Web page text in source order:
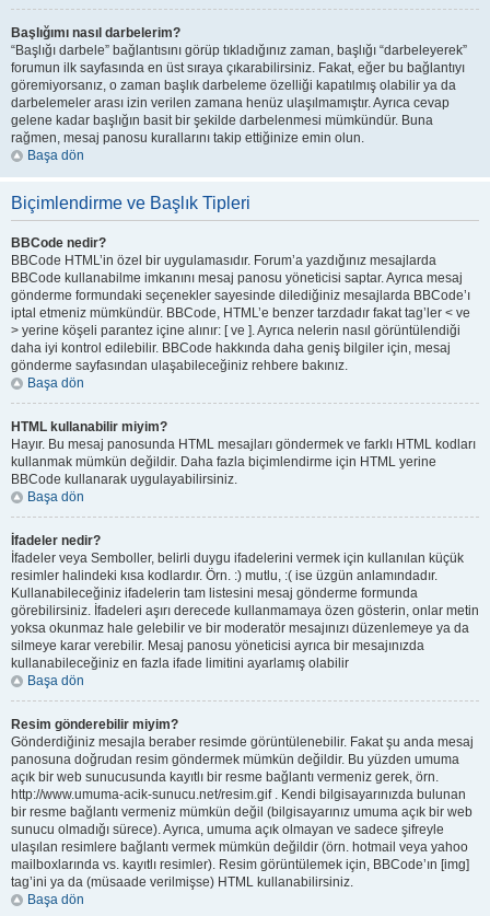
Başlığımı nasıl darbelerim?
“Başlığı darbele” bağlantısını görüp tıkladığınız zaman, başlığı “darbeleyerek”
forumun ilk sayfasında en üst sıraya çıkarabilirsiniz. Fakat, eğer bu bağlantıyı
göremiyorsanız, o zaman başlık darbeleme özelliği kapatılmış olabilir ya da
darbelemeler arası izin verilen zamana henüz ulaşılmamıştır. Ayrıca cevap
gelene kadar başlığın basit bir şekilde darbelenmesi mümkündür. Buna
rağmen, mesaj panosu kurallarını takip ettiğinize emin olun.
Başa dön
Biçimlendirme ve Başlık Tipleri
BBCode nedir?
BBCode HTML’in özel bir uygulamasıdır. Forum’a yazdığınız mesajlarda
BBCode kullanabilme imkanını mesaj panosu yöneticisi saptar. Ayrıca mesaj
gönderme formundaki seçenekler sayesinde dilediğiniz mesajlarda BBCode’ı
iptal etmeniz mümkündür. BBCode, HTML’e benzer tarzdadır fakat tag’ler < ve
> yerine köşeli parantez içine alınır: [ ve ]. Ayrıca nelerin nasıl görüntülendiği
daha iyi kontrol edilebilir. BBCode hakkında daha geniş bilgiler için, mesaj
gönderme sayfasından ulaşabileceğiniz rehbere bakınız.
Başa dön
HTML kullanabilir miyim?
Hayır. Bu mesaj panosunda HTML mesajları göndermek ve farklı HTML kodları
kullanmak mümkün değildir. Daha fazla biçimlendirme için HTML yerine
BBCode kullanarak uygulayabilirsiniz.
Başa dön
İfadeler nedir?
İfadeler veya Semboller, belirli duygu ifadelerini vermek için kullanılan küçük
resimler halindeki kısa kodlardır. Örn. :) mutlu, :( ise üzgün anlamındadır.
Kullanabileceğiniz ifadelerin tam listesini mesaj gönderme formunda
görebilirsiniz. İfadeleri aşırı derecede kullanmamaya özen gösterin, onlar metin
yoksa okunmaz hale gelebilir ve bir moderatör mesajınızı düzenlemeye ya da
silmeye karar verebilir. Mesaj panosu yöneticisi ayrıca bir mesajınızda
kullanabileceğiniz en fazla ifade limitini ayarlamış olabilir
Başa dön
Resim gönderebilir miyim?
Gönderdiğiniz mesajla beraber resimde görüntülenebilir. Fakat şu anda mesaj
panosuna doğrudan resim göndermek mümkün değildir. Bu yüzden umuma
açık bir web sunucusunda kayıtlı bir resme bağlantı vermeniz gerek, örn.
http://www.umuma-acik-sunucu.net/resim.gif . Kendi bilgisayarınızda bulunan
bir resme bağlantı vermeniz mümkün değil (bilgisayarınız umuma açık bir web
sunucu olmadığı sürece). Ayrıca, umuma açık olmayan ve sadece şifreyle
ulaşılan resimlere bağlantı vermek mümkün değildir (örn. hotmail veya yahoo
mailboxlarında vs. kayıtlı resimler). Resim görüntülemek için, BBCode’ın [img]
tag’ini ya da (müsaade verilmişse) HTML kullanabilirsiniz.
Başa dön